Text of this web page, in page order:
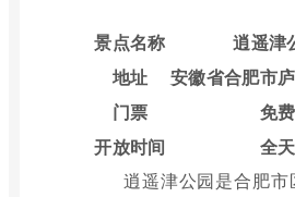
景点名称
逍遥津
地址
安徽省合肥市
门票
免费
开放时间
全天
逍遥津公园是合肥市